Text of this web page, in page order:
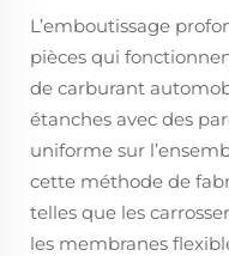
L’emboutissage
pièces qui
de carburant
étanches avec des
uniforme sur
cette méthode de
telles que les
les membranes